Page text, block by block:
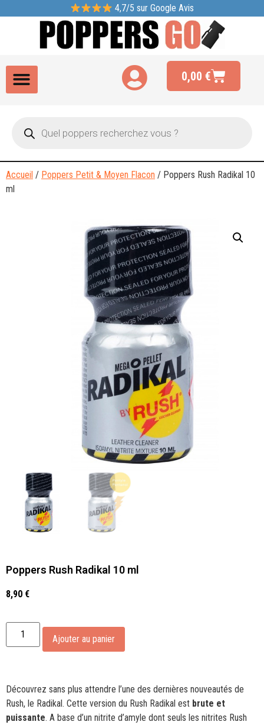
4,7/5 sur Google Avis
0,00€
Accueil / Poppers Petit & Moyen Flacon / Poppers Rush Radikal 10
ml
Poppers Rush Radikal 10 ml
8,90 €
Ajouter au panier
Découvrez sans plus attendre l’une des dernières nouveautés de
Rush, le Radikal. Cette version du Rush Radikal est brute et
puissante. A base d’un nitrite d’amyle dont seuls les nitrites Rush